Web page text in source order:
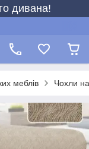
дивана!
меблів Чохли